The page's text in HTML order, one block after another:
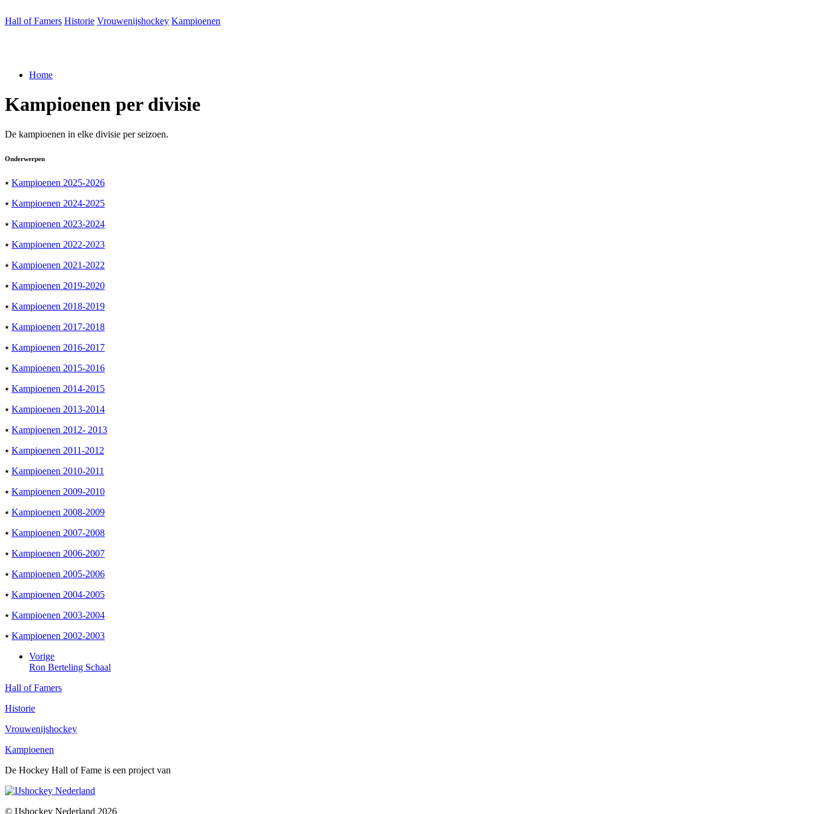
Hall of Famers Historie Vrouwenijshockey Kampioenen
Home
Kam­pi­oe­nen per divi­sie
De kampioenen in elke divisie per seizoen.
Onderwerpen
⭑ Kampioenen 2025-2026
⭑ Kampioenen 2024-2025
⭑ Kampioenen 2023-2024
⭑ Kampioenen 2022-2023
⭑ Kampioenen 2021-2022
⭑ Kampioenen 2019-2020
⭑ Kampioenen 2018-2019
⭑ Kampioenen 2017-2018
⭑ Kampioenen 2016-2017
⭑ Kampioenen 2015-2016
⭑ Kampioenen 2014-2015
⭑ Kampioenen 2013-2014
⭑ Kampioenen 2012- 2013
⭑ Kampioenen 2011-2012
⭑ Kampioenen 2010-2011
⭑ Kampioenen 2009-2010
⭑ Kampioenen 2008-2009
⭑ Kampioenen 2007-2008
⭑ Kampioenen 2006-2007
⭑ Kampioenen 2005-2006
⭑ Kampioenen 2004-2005
⭑ Kampioenen 2003-2004
⭑ Kampioenen 2002-2003
Vorige
Ron Berteling Schaal
Hall of Famers
Historie
Vrouwenijshockey
Kampioenen
De Hockey Hall of Fame is een project van
© IJshockey Nederland 2026